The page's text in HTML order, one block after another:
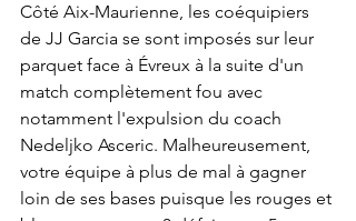
Côté Aix-Maurienne, les coéquipiers
de JJ Garcia se sont imposés sur leur
parquet face à Évreux à la suite d'un
match complètement fou avec
notamment l'expulsion du coach
Nedeljko Asceric. Malheureusement,
votre équipe à plus de mal à gagner
loin de ses bases puisque les rouges et